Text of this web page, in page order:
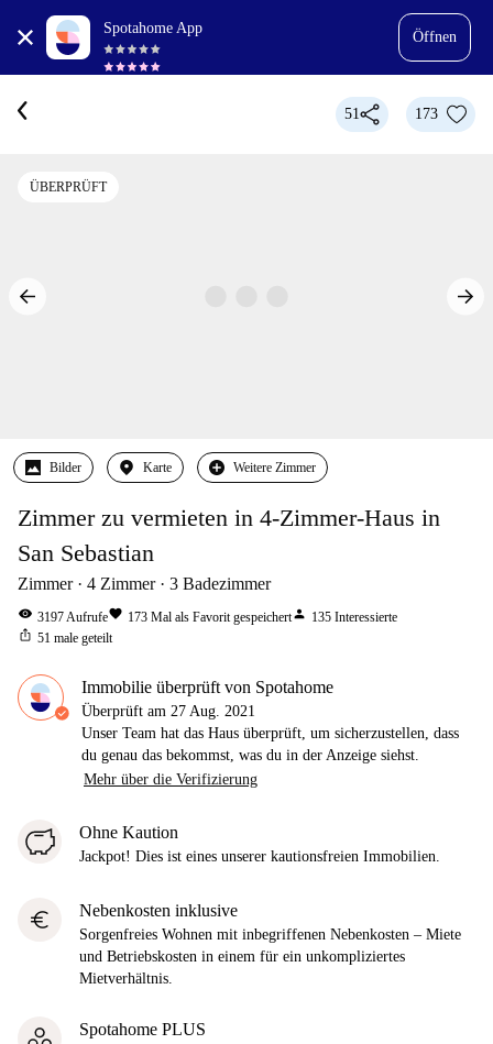
Spotahome App
Öffnen
51 173
ÜBERPRÜFT
Bilder Karte Weitere Zimmer
Zimmer zu vermieten in 4-Zimmer-Haus in
San Sebastian
Zimmer 4 Zimmer 3 Badezimmer
visibility 3197Aufrufefavorite 173 Mal als Favorit gespeichertperson 135 Interessierte
ios_share 51 male geteilt
Immobilie überprüft von Spotahome
Überprüft am 27 Aug. 2021
Unser Team hat das Haus überprüft, um sicherzustellen, dass
du genau das bekommst, was du in der Anzeige siehst.
Mehr über die Verifizierung
Ohne Kaution
Jackpot! Dies ist eines unserer kautionsfreien Immobilien.
euro Nebenkosten inklusive
Sorgenfreies Wohnen mit inbegriffenen Nebenkosten – Miete
und Betriebskosten in einem für ein unkompliziertes
Mietverhältnis.
Spotahome PLUS